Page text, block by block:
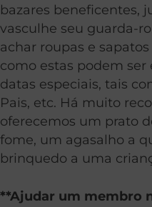
bazares beneficentes,
vasculhe seu guarda-
achar roupas e
como estas podem ser
datas especiais, tais
Pais, etc. Há muito
oferecemos um prato
fome, um agasalho a
brinquedo a uma
**Ajudar um membro